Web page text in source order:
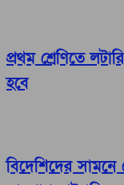
প্রথম শ্রেণিতে
হবে
বিদেশিদের সামনে